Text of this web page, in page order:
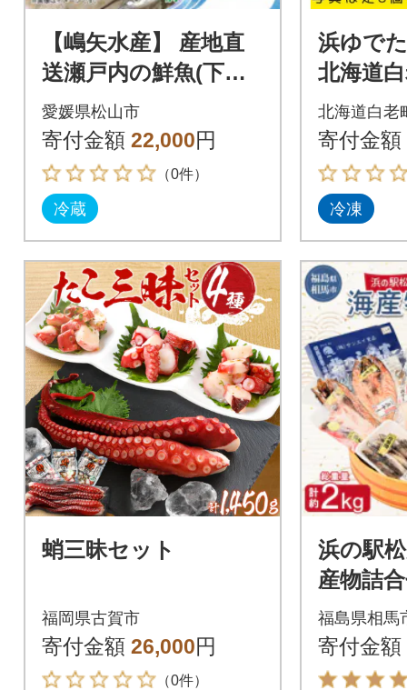
【嶋矢水産】 産地直
送瀬戸内の鮮魚(下処
理済み):四人前
愛媛県松山市
寄付金額 22,000円
（0件）
冷蔵
浜ゆで
北海道
北海道白老
寄付金額
冷凍
蛸三昧セット
福岡県古賀市
寄付金額 26,000円
（0件）
浜の駅
産物詰
福島県相馬
寄付金額